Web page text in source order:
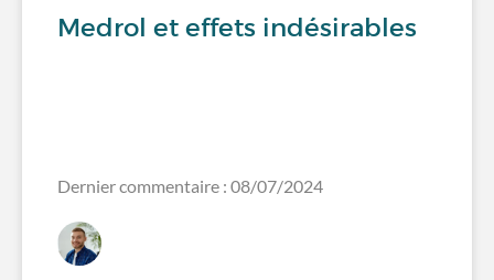
Medrol et effets indésirables
Dernier commentaire : 08/07/2024